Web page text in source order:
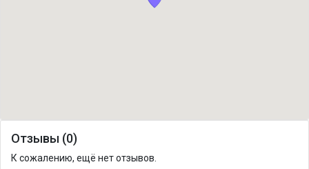
Отзывы (0)
К сожалению, ещё нет отзывов.